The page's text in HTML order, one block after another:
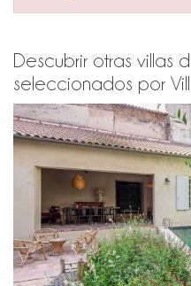
Descubrir otras villas
seleccionados por